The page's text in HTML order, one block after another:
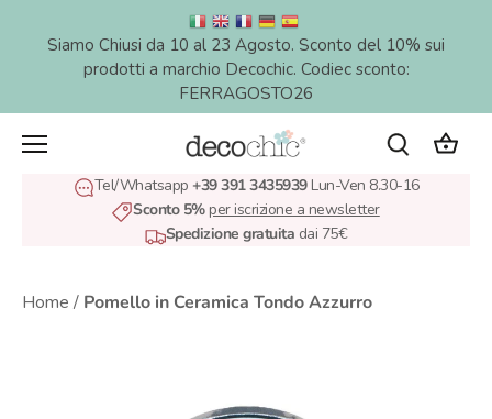
Siamo Chiusi da 10 al 23 Agosto. Sconto del 10% sui
prodotti a marchio Decochic. Codiec sconto:
FERRAGOSTO26
Tel/Whatsapp +39 391 3435939Lun-Ven 8.30-16
Sconto 5%per iscrizione a newsletter
Spedizione gratuita dai 75€
Home / Pomello in Ceramica Tondo Azzurro